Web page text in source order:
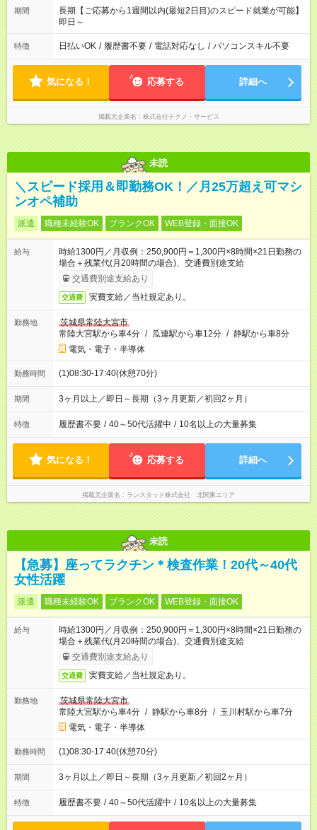
期間
長期【ご応募から1週間以内(最短2日目)のスピード就業が可能】
即日～
特徴 日払いOK / 履歴書不要 / 電話対応なし / パソコンスキル不要
気になる！ 応募する 詳細へ
掲載元企業名 株式会社テクノ・サービス
未読
＼スピード採用＆即勤務OK！／月25万超え可マシ
ンオペ補助
派遣 職種未経験OK ブランクOK WEB登録・面接OK
給与
時給1300円／月収例：250,900円＝1,300円×8時間×21日勤務の
場合＋残業代(月20時間の場合)、交通費別途支給
交通費別途支給あり
交通費 実費支給／当社規定あり。
勤務地
茨城県常陸大宮市
常陸大宮駅から車4分 / 瓜連駅から車12分 / 静駅から車8分
電気・電子・半導体
勤務時間 (1)08:30-17:40(休憩70分)
期間 3ヶ月以上／即日～長期（3ヶ月更新／初回2ヶ月）
特徴 履歴書不要 / 40～50代活躍中 / 10名以上の大量募集
気になる！ 応募する 詳細へ
掲載元企業名 ランスタッド株式会社 北関東エリア
未読
【急募】座ってラクチン＊検査作業！20代～40代
女性活躍
派遣 職種未経験OK ブランクOK WEB登録・面接OK
給与
時給1300円／月収例：250,900円＝1,300円×8時間×21日勤務の
場合＋残業代(月20時間の場合)、交通費別途支給
交通費別途支給あり
交通費 実費支給／当社規定あり。
勤務地
茨城県常陸大宮市
常陸大宮駅から車4分 / 静駅から車8分 / 玉川村駅から車7分
電気・電子・半導体
勤務時間 (1)08:30-17:40(休憩70分)
期間 3ヶ月以上／即日～長期（3ヶ月更新／初回2ヶ月）
特徴 履歴書不要 / 40～50代活躍中 / 10名以上の大量募集